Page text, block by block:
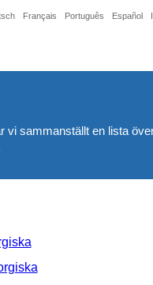
Français Português Español
sammanställt en lista